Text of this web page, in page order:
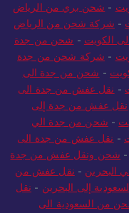
- شحن بري من الرياض
- شركة شحن من الرياض
الكويت - شحن من جدة
- شركة شحن من جدة
- شحن من جدة الى
- نقل عفش من جدة الى
نقل عفش من جدة إلى
- شحن من جدة الي
- نقل عفش من جدة الى
- شحن ونقل عفش من جدة
البحرين - نقل عفش من
إلى البحرين - نقل
من السعودية الى